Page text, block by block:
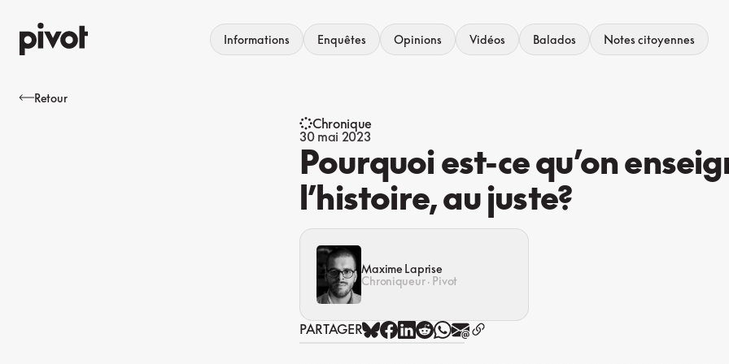
au
contenu
Informations Enquêtes Opinions Vidéos Balados Notes citoyennes
Retour
Chronique
30 mai 2023
Pourquoi est-ce qu’on
l’histoire, au juste?
Maxime Laprise
Chroniqueur · Pivot
PARTAGER